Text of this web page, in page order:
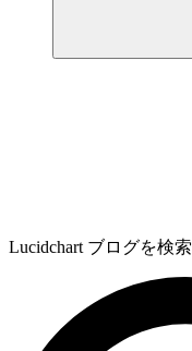
Lucidchart ブログを検索